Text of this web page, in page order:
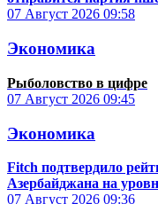
07 Август 2026 09:58
Экономика
Рыболовство в цифре
07 Август 2026 09:45
Экономика
Fitch подтвердило
Азербайджана на
07 Август 2026 09:36